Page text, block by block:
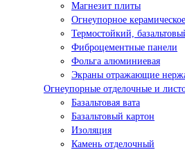
Магнезит плиты
Огнеупорное
Термостойкий,
Фиброцементные панели
Фольга алюминиевая
Экраны отражающие
Огнеупорные отделочные и
Базальтовая вата
Базальтовый картон
Изоляция
Камень отделочный